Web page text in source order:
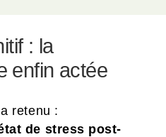
: la
enfin actée
retenu :
de stress post-